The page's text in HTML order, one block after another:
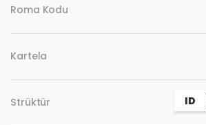
Roma Kodu
Kartela
Strüktür ID
Kopyala